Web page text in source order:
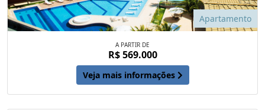
Apartamento
A PARTIR DE
R$ 569.000
Veja mais informações